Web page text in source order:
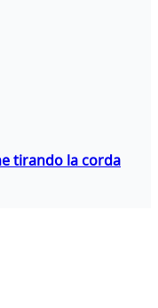
tirando la corda